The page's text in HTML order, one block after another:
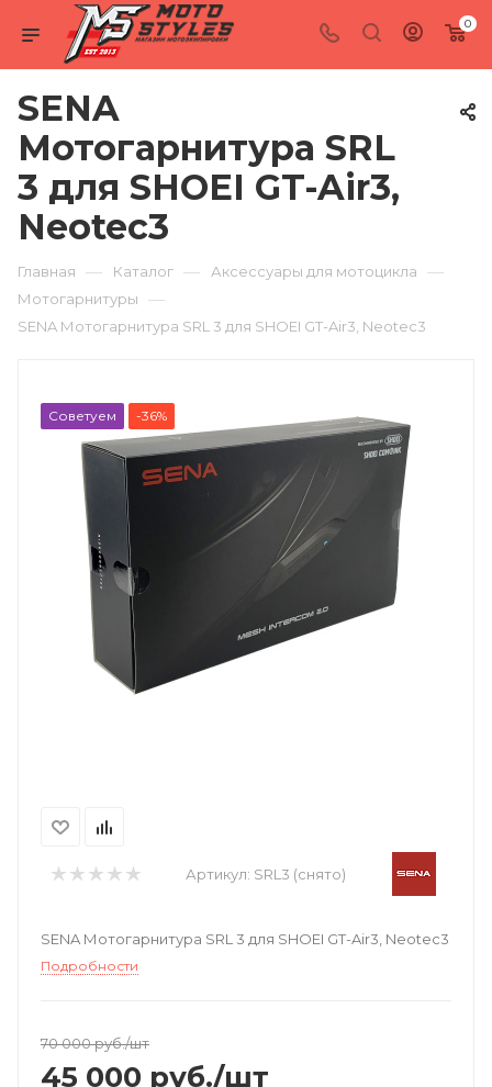
0
SENA
Мотогарнитура SRL
3 для SHOEI GT-Air3,
Neotec3
Главная — Каталог — Аксессуары для мотоцикла —
Мотогарнитуры —
SENA Мотогарнитура SRL 3 для SHOEI GT-Air3, Neotec3
Советуем -36%
Артикул: SRL3 (снято)
SENA Мотогарнитура SRL 3 для SHOEI GT-Air3, Neotec3
Подробности
70 000руб./шт
45 000 руб./шт